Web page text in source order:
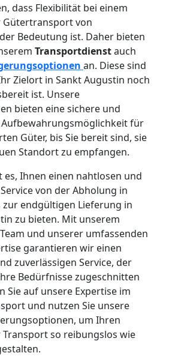
dass Flexibilität bei einem
Gütertransport von
Bedeutung ist. Daher bieten
Transportdienstauch
an. Diese sind
Zielort in Sankt Augustin noch
ist. Unsere
bieten eine sichere und
für
Güter, bis Sie bereit sind, sie
Standort zu empfangen.
es, Ihnen einen nahtlosen und
von der Abholung in
zur endgültigen Lieferung in
zu bieten. Mit unserem
Team und unserer umfassenden
garantieren wir einen
zuverlässigen Service, der
Bedürfnisse zugeschnitten
Sie auf unsere Expertise im
und nutzen Sie unsere
um Ihren
so reibungslos wie